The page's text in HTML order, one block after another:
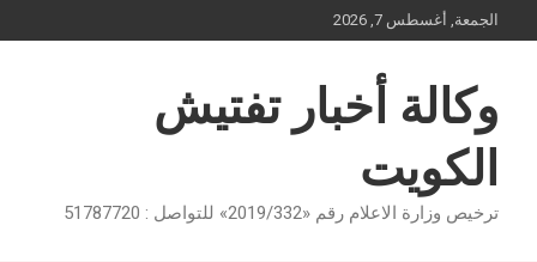
to
الجمعة, أغسطس 7, 2026
وكالة أخبار تفتيش
الكويت
ترخيص وزارة الاعلام رقم «2019/332» للتواصل : 51787720